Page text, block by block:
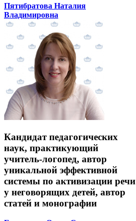
Пятибратова Наталия
Владимировна
Кандидат педагогических
наук, практикующий
учитель-логопед, автор
уникальной эффективной
системы по активизации речи
у неговорящих детей, автор
статей и монографии